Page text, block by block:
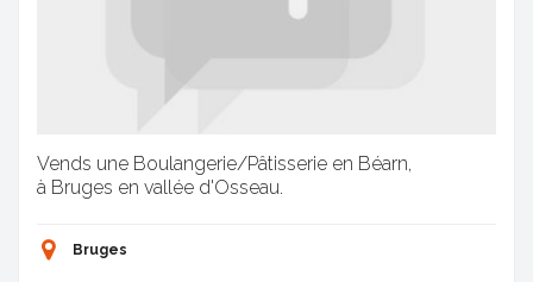
Vends une Boulangerie/Pâtisserie en Béarn,
à Bruges en vallée d'Osseau.
Bruges